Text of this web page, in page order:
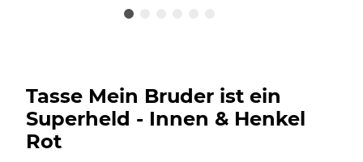
Tasse Mein Bruder ist ein
Superheld - Innen & Henkel
Rot